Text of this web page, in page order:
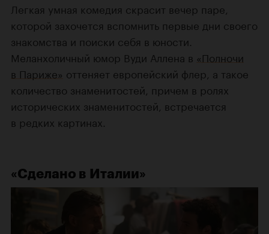
Легкая умная комедия скрасит вечер паре,
которой захочется вспомнить первые дни своего
знакомства и поиски себя в юности.
Меланхоличный юмор Вуди Аллена в «Полночи
в Париже» оттеняет европейский флер, а такое
количество знаменитостей, причем в ролях
исторических знаменитостей, встречается
в редких картинах.
«Сделано в Италии»